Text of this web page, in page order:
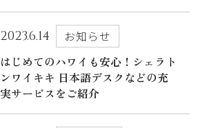
2023.6.14
お知らせ
はじめてのハワイも安心！シェラト
ンワイキキ 日本語デスクなどの充
実サービスをご紹介